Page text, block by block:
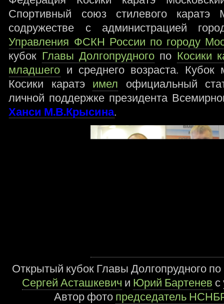
Спортивный союз стилевого каратэ
содружестве с администрацией
Управления ФСКН России по городу
кубок Главы Долгопрудного по Косики
младшего и среднего возраста. Кубок
Косики каратэ имел официальный
личной поддержке президента
Ханси М.В.Крысина.
Открытый кубок Главы Долгопрудного
Сергей Асташкевич и Юрий Бартенев с
Автор фото председатель